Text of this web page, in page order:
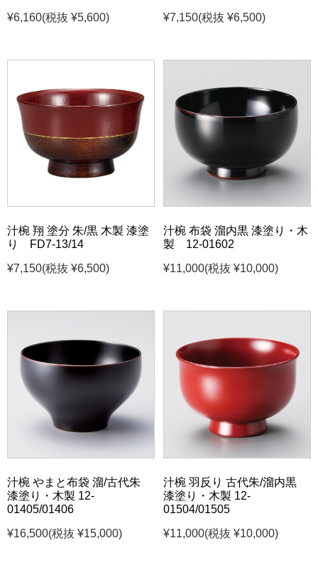
¥6,160(税抜 ¥5,600)
¥7,150(税抜 ¥6,500)
汁椀 翔 塗分 朱/黒 木製 漆塗
り FD7-13/14
¥7,150(税抜 ¥6,500)
汁椀 布袋 溜内黒 漆塗り・木
製 12-01602
¥11,000(税抜 ¥10,000)
汁椀 やまと布袋 溜/古代朱
漆塗り・木製 12-
01405/01406
¥16,500(税抜 ¥15,000)
汁椀 羽反り 古代朱/溜内黒
漆塗り・木製 12-
01504/01505
¥11,000(税抜 ¥10,000)